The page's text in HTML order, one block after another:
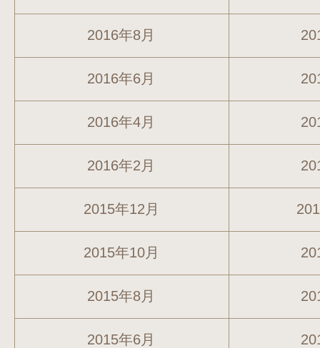
2016年8月
2016年6月
2016年4月
2016年2月
2015年12月
2015年10月
2015年8月
2015年6月